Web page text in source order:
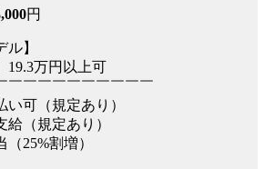
円
ル】
19.3万円以上可
￣￣￣￣￣￣￣￣￣￣
い可（規定あり）
給（規定あり）
（25%割増）